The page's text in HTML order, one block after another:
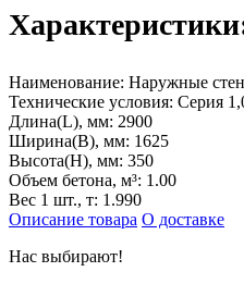
Наименование: Наружные
Технические условия: Серия
Длина(L), мм: 2900
Ширина(B), мм: 1625
Высота(H), мм: 350
Объем бетона, м³: 1.00
Вес 1 шт., т: 1.990
Описание товара О доставке
Нас выбирают!